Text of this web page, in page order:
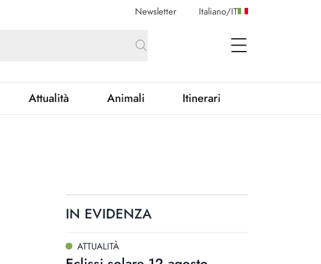
Newsletter Italiano/IT
open Menu
Attualità Animali Itinerari
IN EVIDENZA
ATTUALITÀ